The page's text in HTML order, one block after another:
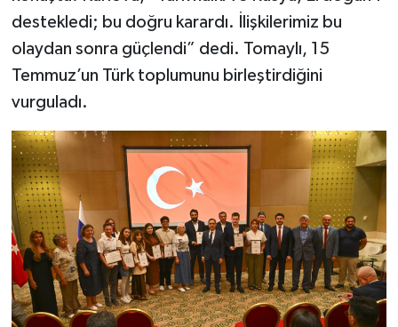
destekledi; bu doğru karardı. İlişkilerimiz bu
olaydan sonra güçlendi” dedi. Tomaylı, 15
Temmuz’un Türk toplumunu birleştirdiğini
vurguladı.